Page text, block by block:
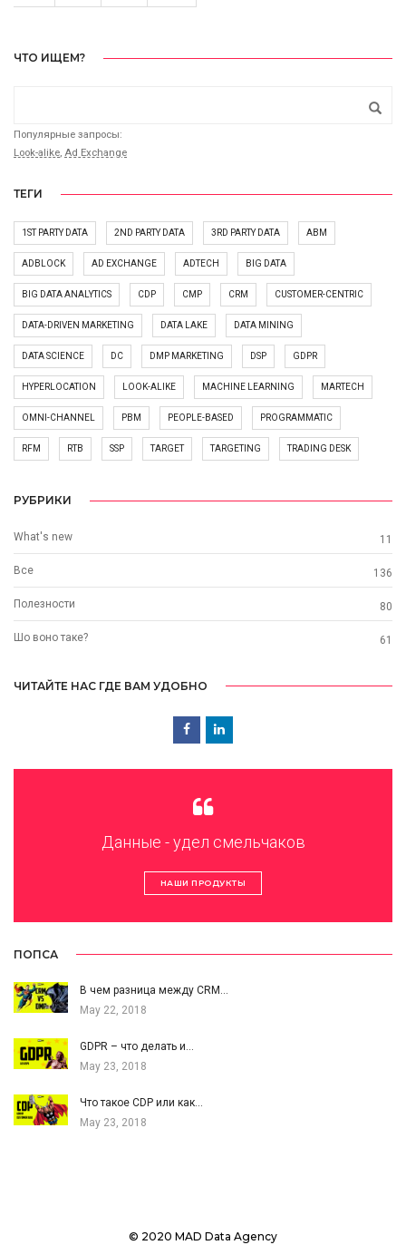
ЧТО ИЩЕМ?
Популярные запросы:
Look-alike, Ad Exchange
ТЕГИ
1ST PARTY DATA 2ND PARTY DATA 3RD PARTY DATA ABM
ADBLOCK AD EXCHANGE ADTECH BIG DATA
BIG DATA ANALYTICS CDP CMP CRM CUSTOMER-CENTRIC
DATA-DRIVEN MARKETING DATA LAKE DATA MINING
DATA SCIENCE DC DMP MARKETING DSP GDPR
HYPERLOCATION LOOK-ALIKE MACHINE LEARNING MARTECH
OMNI-CHANNEL PBM PEOPLE-BASED PROGRAMMATIC
RFM RTB SSP TARGET TARGETING TRADING DESK
РУБРИКИ
What's new 11
Все 136
Полезности 80
Шо воно таке? 61
ЧИТАЙТЕ НАС ГДЕ ВАМ УДОБНО
Данные - удел смельчаков
НАШИ ПРОДУКТЫ
ПОПСА
В чем разница между CRM…
May 22, 2018
GDPR – что делать и…
May 23, 2018
Что такое CDP или как…
May 23, 2018
© 2020 MAD Data Agency